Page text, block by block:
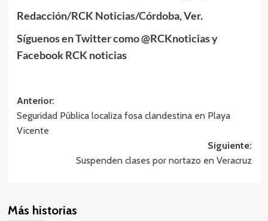
Redacción/RCK Noticias/Córdoba, Ver.
Síguenos en Twitter como @RCKnoticias y
Facebook RCK noticias
Navegación
de
Anterior:
Seguridad Pública localiza fosa clandestina en Playa
Vicente
Siguiente:
Suspenden clases por nortazo en Veracruz
Más historias